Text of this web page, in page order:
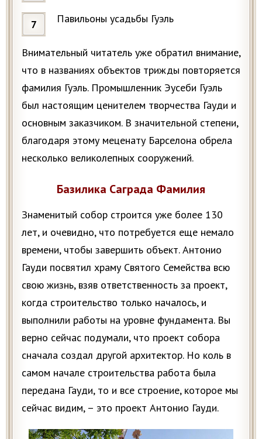
Павильоны усадьбы Гуэль
Внимательный читатель уже обратил внимание,
что в названиях объектов трижды повторяется
фамилия Гуэль. Промышленник Эусеби Гуэль
был настоящим ценителем творчества Гауди и
основным заказчиком. В значительной степени,
благодаря этому меценату Барселона обрела
несколько великолепных сооружений.
Базилика Саграда Фамилия
Знаменитый собор строится уже более 130
лет, и очевидно, что потребуется еще немало
времени, чтобы завершить объект. Антонио
Гауди посвятил храму Святого Семейства всю
свою жизнь, взяв ответственность за проект,
когда строительство только началось, и
выполнили работы на уровне фундамента. Вы
верно сейчас подумали, что проект собора
сначала создал другой архитектор. Но коль в
самом начале строительства работа была
передана Гауди, то и все строение, которое мы
сейчас видим, – это проект Антонио Гауди.